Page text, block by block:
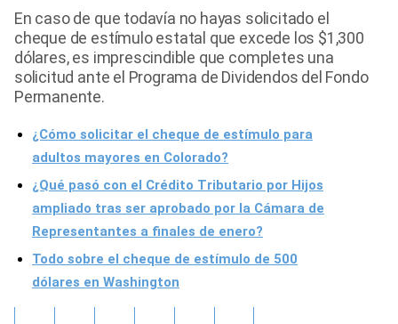
Vida Laboral
Tendencias Mix
En caso de que todavía no hayas solicitado el
cheque de estímulo estatal que excede los $1,300
dólares, es imprescindible que completes una
solicitud ante el Programa de Dividendos del Fondo
Permanente.
¿Cómo solicitar el cheque de estímulo para
adultos mayores en Colorado?
¿Qué pasó con el Crédito Tributario por Hijos
ampliado tras ser aprobado por la Cámara de
Representantes a finales de enero?
Todo sobre el cheque de estímulo de 500
dólares en Washington